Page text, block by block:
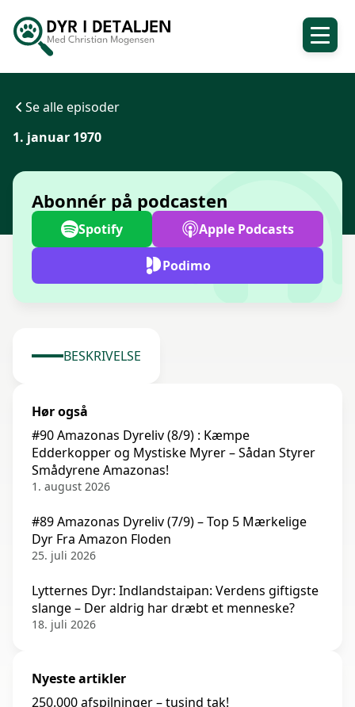
Se alle episoder
1. januar 1970
Abonnér på podcasten
Spotify Apple Podcasts
Podimo
BESKRIVELSE
Hør også
#90 Amazonas Dyreliv (8/9) : Kæmpe
Edderkopper og Mystiske Myrer – Sådan Styrer
Smådyrene Amazonas!
1. august 2026
#89 Amazonas Dyreliv (7/9) – Top 5 Mærkelige
Dyr Fra Amazon Floden
25. juli 2026
Lytternes Dyr: Indlandstaipan: Verdens giftigste
slange – Der aldrig har dræbt et menneske?
18. juli 2026
Nyeste artikler
250.000 afspilninger – tusind tak!